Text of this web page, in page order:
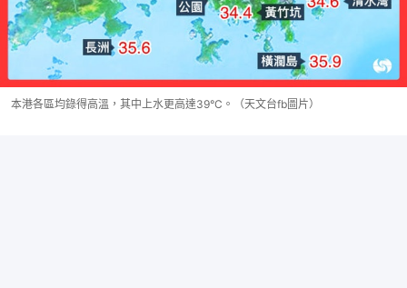
本港各區均錄得高溫，其中上水更高達39°C。（天文台fb圖片）